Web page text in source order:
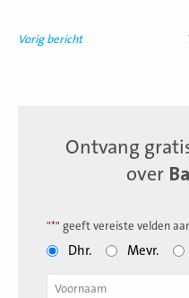
Vorig bericht
Ontvang
over
"*" geeft vereiste velden
Dhr. Mevr.